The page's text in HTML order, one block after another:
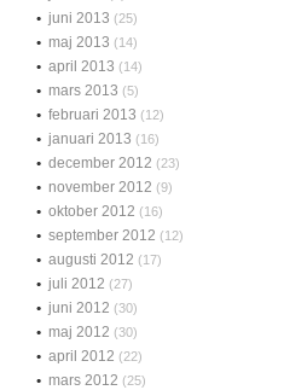
juni 2013 (25)
maj 2013 (14)
april 2013 (14)
mars 2013 (5)
februari 2013 (12)
januari 2013 (16)
december 2012 (23)
november 2012 (9)
oktober 2012 (16)
september 2012 (12)
augusti 2012 (17)
juli 2012 (27)
juni 2012 (30)
maj 2012 (30)
april 2012 (22)
mars 2012 (25)